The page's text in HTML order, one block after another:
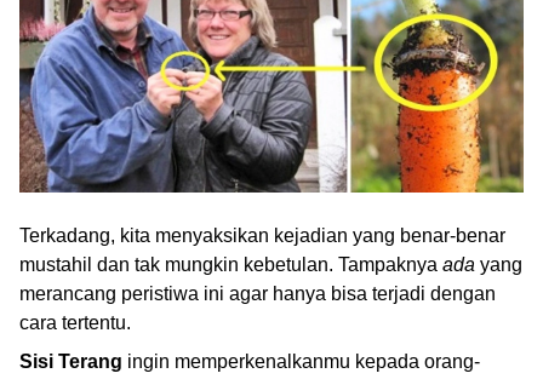
Terkadang, kita menyaksikan kejadian yang benar-benar
mustahil dan tak mungkin kebetulan. Tampaknya ada yang
merancang peristiwa ini agar hanya bisa terjadi dengan
cara tertentu.
Sisi Terang ingin memperkenalkanmu kepada orang-